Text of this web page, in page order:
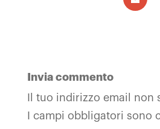
Invia commento
Il tuo indirizzo email non
I campi obbligatori sono